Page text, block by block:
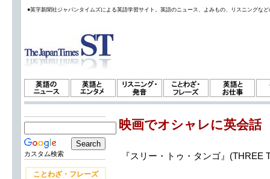
●英字新聞社ジャパンタイムズによる英語学習サイト。英語のニュース、よみもの、リスニングな
カスタム検索
ことわざ・フレーズ
映画でオシャレに英会話
『スリー・トゥ・タンゴ』